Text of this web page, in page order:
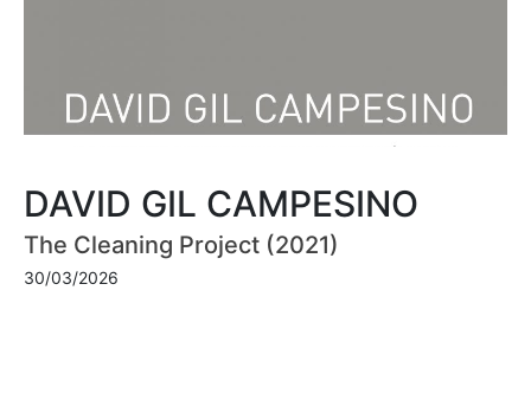
DAVID GIL CAMPESINO
The Cleaning Project (2021)
30/03/2026